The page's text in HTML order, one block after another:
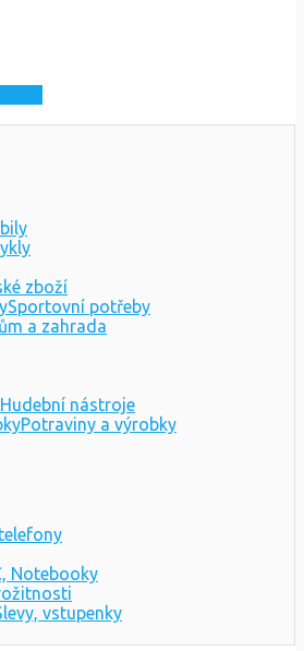
zboží
Sportovní potřeby
a zahrada
Hudební nástroje
Potraviny a výrobky
Notebooky
vstupenky